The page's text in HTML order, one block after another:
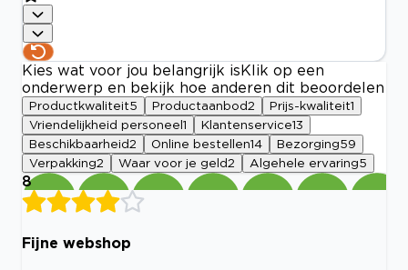
Kies wat voor jou belangrijk is Klik op een
onderwerp en bekijk hoe anderen dit beoordelen
Productkwaliteit5 Productaanbod2 Prijs-kwaliteit1
Vriendelijkheid personeel 1 Klantenservice13
Beschikbaarheid2 Online bestellen14 Bezorging59
Verpakking2 Waar voor je geld2 Algehele ervaring5
8
Fijne webshop